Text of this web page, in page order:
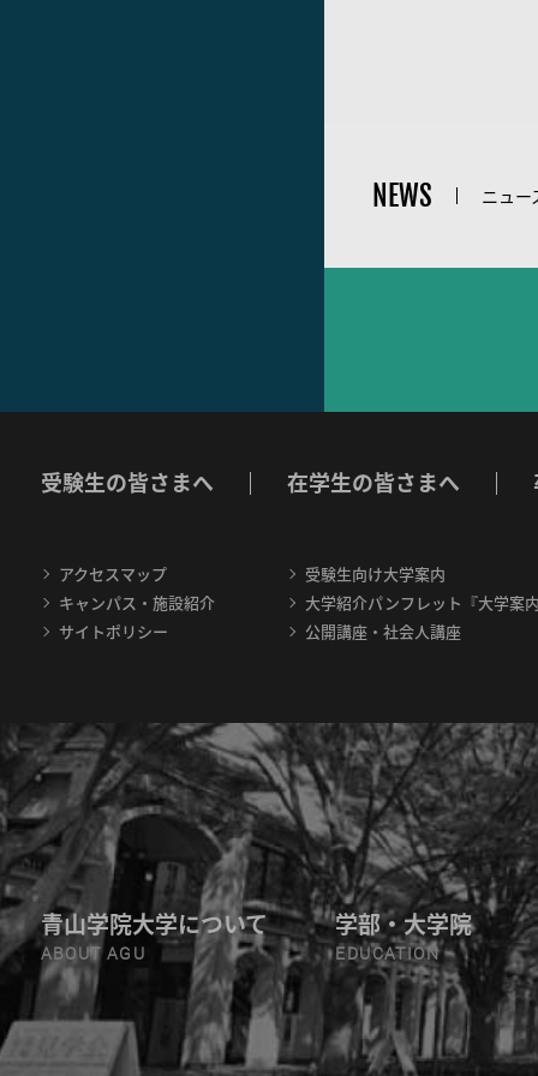
NEWS ニュー
受験生の皆さまへ 在学生の皆さまへ
アクセスマップ
キャンパス・施設紹介
サイトポリシー
受験生向け大学案内
大学紹介パンフレット『大学案
公開講座・社会人講座
青山学院大学について
ABOUT AGU
学部・大学院
EDUCATION